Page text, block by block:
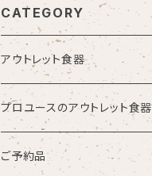
CATEGORY
アウトレット食器
プロユースのアウトレット食
お皿・プレート
ご予約品